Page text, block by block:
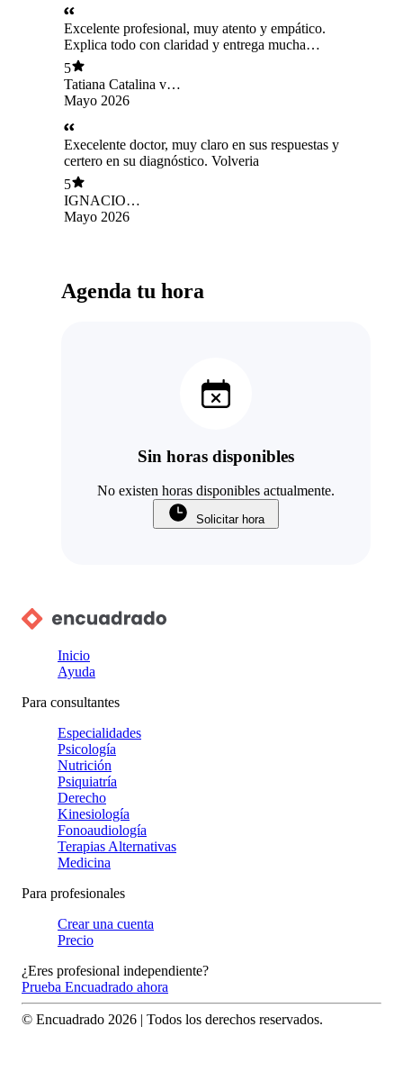
Excelente profesional, muy atento y empático.
Explica todo con claridad y entrega mucha
confianza. Totalmente recomendado
5
Tatiana Catalina von
Plesssing Ruiz
Mayo 2026
Execelente doctor, muy claro en sus respuestas y
certero en su diagnóstico. Volveria
5
IGNACIO
GUIÑEZ COFRE
Mayo 2026
Agenda tu hora
Sin horas disponibles
No existen horas disponibles actualmente.
Solicitar hora
Inicio
Ayuda
Para consultantes
Especialidades
Psicología
Nutrición
Psiquiatría
Derecho
Kinesiología
Fonoaudiología
Terapias Alternativas
Medicina
Para profesionales
Crear una cuenta
Precio
¿Eres profesional independiente?
Prueba Encuadrado ahora
© Encuadrado 2026 | Todos los derechos reservados.